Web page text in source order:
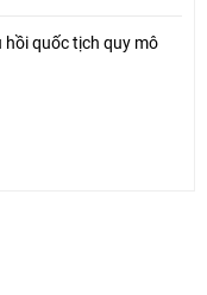
hồi quốc tịch quy mô